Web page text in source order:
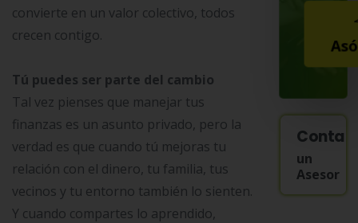
convierte en un valor colectivo, todos
crecen contigo.
Tú puedes ser parte del cambio
Tal vez pienses que manejar tus
finanzas es un asunto privado, pero la
verdad es que cuando tú mejoras tu
relación con el dinero, tu familia, tus
vecinos y tu entorno también lo sienten.
Y cuando compartes lo aprendido,
un
Asesor